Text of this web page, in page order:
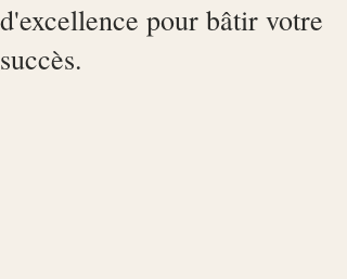
d'excellence pour bâtir votre
succès.